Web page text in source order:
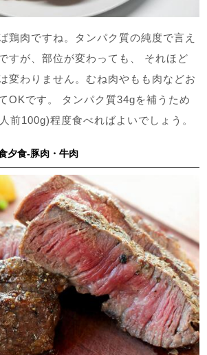
鶏肉ですね。タンパク質の純度で言え
すが、部位が変わっても、 それほど
変わりません。むね肉やもも肉などお
OKです。 タンパク質34gを補うため
前100g)程度食べればよいでしょう。
夕食-豚肉・牛肉